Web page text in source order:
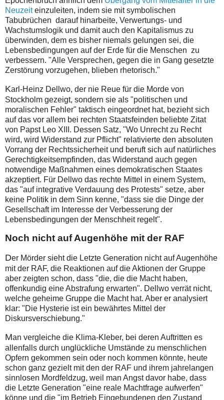
Neuzeiteinzuleiten, indem sie mit symbolischen
Tabubrüchen darauf hinarbeite, Verwertungs- und
Wachstumslogik und damit auch den Kapitalismus zu
überwinden, dem es bisher niemals gelungen sei, die
Lebensbedingungen auf der Erde für die Menschen zu
verbessern. "Alle Versprechen, gegen die in Gang gesetzte
Zerstörung vorzugehen, blieben rhetorisch."
Karl-Heinz Dellwo, der nie Reue für die Morde von
Stockholm gezeigt, sondern sie als "politischen und
moralischen Fehler" taktisch eingeordnet hat, bezieht sich
auf das vor allem bei rechten Staatsfeinden beliebte Zitat
von Papst Leo XIII. Dessen Satz, "Wo Unrecht zu Recht
wird, wird Widerstand zur Pflicht" relativierte den absoluten
Vorrang der Rechtssicherheit und beruft sich auf natürliches
Gerechtigkeitsempfinden, das Widerstand auch gegen
notwendige Maßnahmen eines demokratischen Staates
akzeptiert. Für Dellwo das rechte Mittel in einem System,
das "auf integrative Verdauung des Protests" setze, aber
keine Politik in dem Sinn kenne, "dass sie die Dinge der
Gesellschaft im Interesse der Verbesserung der
Lebensbedingungen der Menschheit regelt".
Noch nicht auf Augenhöhe mit der RAF
Der Mörder sieht die Letzte Generation nicht auf Augenhöhe
mit der RAF, die Reaktionen auf die Aktionen der Gruppe
aber zeigten schon, dass "die, die die Macht haben,
offenkundig eine Abstrafung erwarten". Dellwo verrät nicht,
welche geheime Gruppe die Macht hat. Aber er analysiert
klar: "Die Hysterie ist ein bewährtes Mittel der
Diskursverschiebung."
Man vergleiche die Klima-Kleber, bei deren Auftritten es
allenfalls durch unglückliche Umstände zu menschlichen
Opfern gekommen sein oder noch kommen könnte, heute
schon ganz gezielt mit den der RAF und ihrem jahrelangen
sinnlosen Mordfeldzug, weil man Angst davor habe, dass
die Letzte Generation "eine reale Machtfrage aufwerfen"
könne und die "im Betrieb Eingebundenen den Zustand